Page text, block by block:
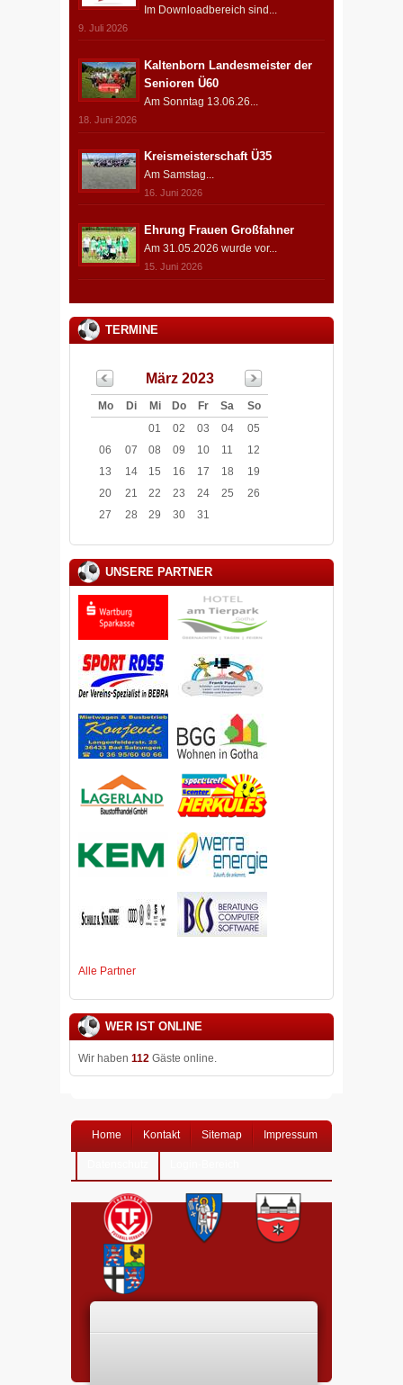
Im Downloadbereich sind...
9. Juli 2026
Kaltenborn Landesmeister der
Senioren Ü60
Am Sonntag 13.06.26...
18. Juni 2026
Kreismeisterschaft Ü35
Am Samstag...
16. Juni 2026
Ehrung Frauen Großfahner
Am 31.05.2026 wurde vor...
15. Juni 2026
TERMINE
März 2023
Mo Di Mi Do Fr Sa
So
01
02 03 04
05
06
07 08 09 10 11
12
13
14 15 16 17 18
19
20
21 22 23 24 25
26
27
28 29 30 31
UNSERE PARTNER
Alle Partner
WER IST ONLINE
Wir haben 112 Gäste online.
Home Kontakt Sitemap Impressum